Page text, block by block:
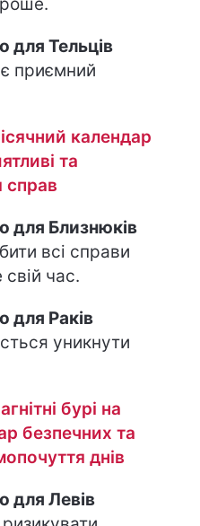
для Тельців
приємний
календар
та
справ
для Близнюків
всі справи
час.
для Раків
уникнути
бурі на
безпечних та
днів
для Левів